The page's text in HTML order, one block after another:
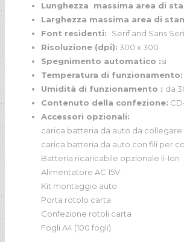
Lunghezza massima area di
Larghezza massima area di
Font residenti: Serif and Sans
Risoluzione (dpi): 300 x 300
Spegnimento automatico :si
Temperatura di funzionamento:
Umidità di funzionamento : da
Contenuto della confezione:
Accessori opzionali:
carica batteria da auto da collegare
carica batteria da auto con fili per
Batteria ricaricabile opzionale li-Ion
Alimentatore AC 15V.
Kit montaggio auto
Porta rotolo carta
Confezione rotoli carta
Fogli A4 (100 fogli)